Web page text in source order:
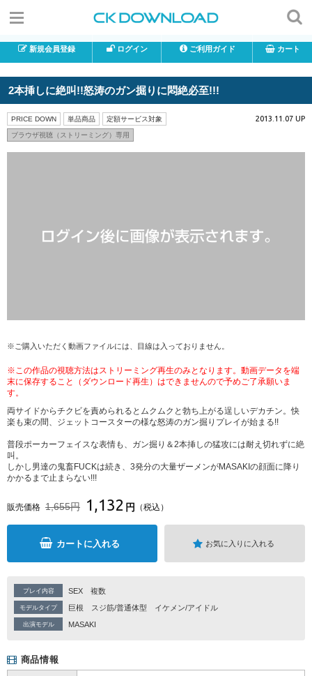
新規会員登録 ログイン ご利用ガイド カート
2本挿しに絶叫!!怒涛のガン掘りに悶絶必至!!!
PRICE DOWN 単品商品 定額サービス対象
ブラウザ視聴（ストリーミング）専用
2013.11.07 UP
※ご購入いただく動画ファイルには、目線は入っておりません。
※この作品の視聴方法はストリーミング再生のみとなります。動画データを端
末に保存すること（ダウンロード再生）はできませんので予めご了承願いま
す。
両サイドからチクビを責められるとムクムクと勃ち上がる逞しいデカチン。快
楽も束の間、ジェットコースターの様な怒涛のガン掘りプレイが始まる!!
普段ポーカーフェイスな表情も、ガン掘り＆2本挿しの猛攻には耐え切れずに絶
叫。
しかし男達の鬼畜FUCKは続き、3発分の大量ザーメンがMASAKIの顔面に降り
かかるまで止まらない!!!
販売価格 1,655円 1,132 円 （税込）
カートに入れる お気に入りに入れる
プレイ内容 SEX 複数
モデルタイプ 巨根 スジ筋/普通体型 イケメン/アイドル
出演モデル MASAKI
商品情報